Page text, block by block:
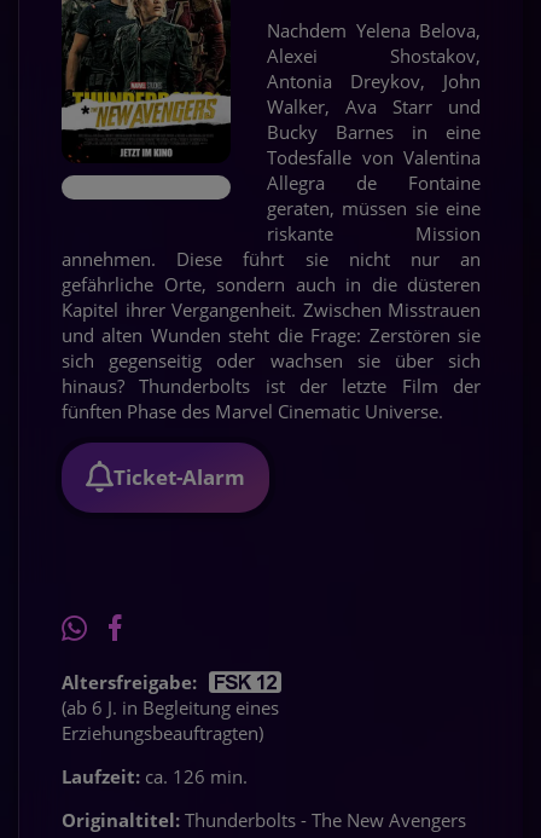
Nachdem Yelena Belova,
Alexei Shostakov,
Antonia Dreykov, John
Walker, Ava Starr und
Bucky Barnes in eine
Todesfalle von Valentina
Allegra de Fontaine
geraten, müssen sie eine
riskante Mission
annehmen. Diese führt sie nicht nur an
gefährliche Orte, sondern auch in die düsteren
Kapitel ihrer Vergangenheit. Zwischen Misstrauen
und alten Wunden steht die Frage: Zerstören sie
sich gegenseitig oder wachsen sie über sich
hinaus? Thunderbolts ist der letzte Film der
fünften Phase des Marvel Cinematic Universe.
Ticket-Alarm
Altersfreigabe:
(ab 6 J. in Begleitung eines
Erziehungsbeauftragten)
Laufzeit: ca. 126 min.
Originaltitel: Thunderbolts - The New Avengers